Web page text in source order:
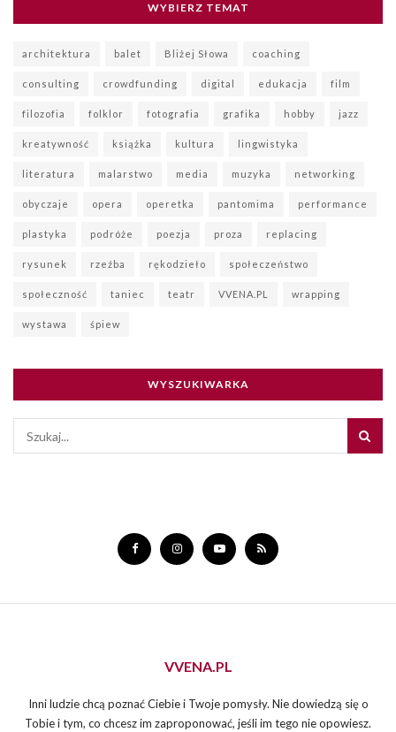
WYBIERZ TEMAT
architektura balet Bliżej Słowa coaching
consulting crowdfunding digital edukacja film
filozofia folklor fotografia grafika hobby jazz
kreatywność książka kultura lingwistyka
literatura malarstwo media muzyka networking
obyczaje opera operetka pantomima performance
plastyka podróże poezja proza replacing
rysunek rzeźba rękodzieło społeczeństwo
społeczność taniec teatr VVENA.PL wrapping
wystawa śpiew
WYSZUKIWARKA
VVENA.PL
Inni ludzie chcą poznać Ciebie i Twoje pomysły. Nie dowiedzą się o
Tobie i tym, co chcesz im zaproponować, jeśli im tego nie opowiesz.